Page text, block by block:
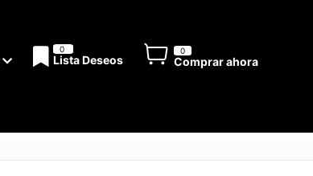
0
Lista Deseos
0
Comprar ahora